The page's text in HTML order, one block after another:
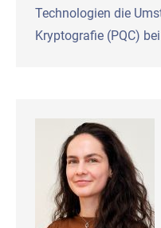
Technologien die
Kryptografie (PQC)